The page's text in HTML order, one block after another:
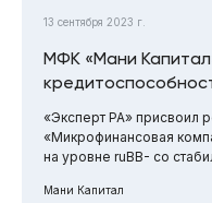
13 сентября 2023 г.
МФК «Мани
«Эксперт РА» присвоил
«Микрофинансовая
на уровне ruBB- со
Мани Капитал